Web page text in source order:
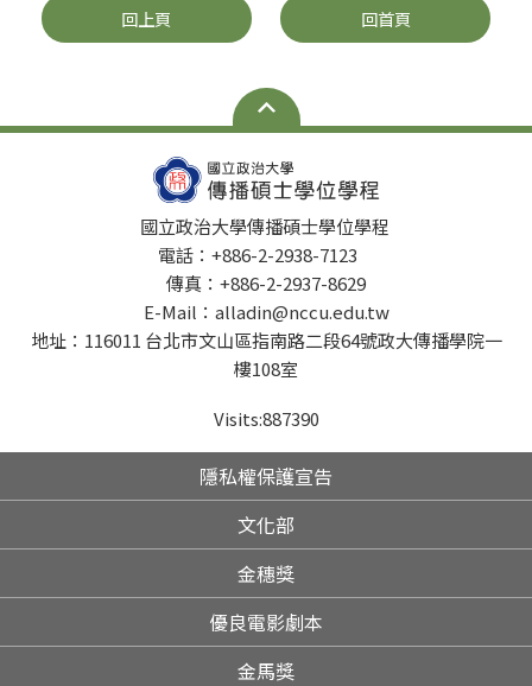
回上頁 回首頁
國立政治大學傳播碩士學位學程
電話：+886-2-2938-7123
傳真：+886-2-2937-8629
E-Mail：alladin@nccu.edu.tw
地址：116011 台北市文山區指南路二段64號政大傳播學院一
樓108室
Visits:887390
隱私權保護宣告
文化部
金穗獎
優良電影劇本
金馬獎